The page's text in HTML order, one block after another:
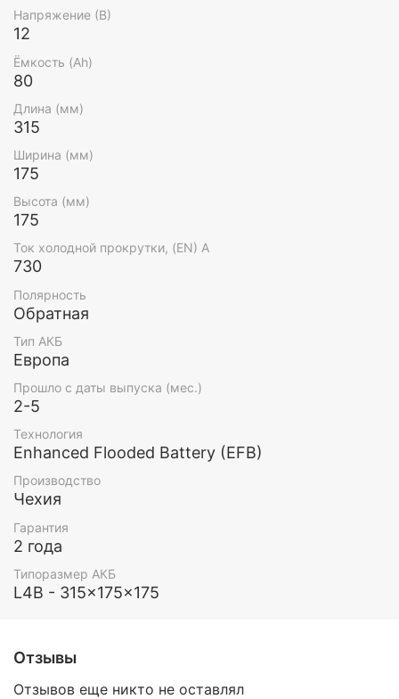
Напряжение (В)
12
Ёмкость (Ah)
80
Длина (мм)
315
Ширина (мм)
175
Высота (мм)
175
Ток холодной прокрутки, (EN) А
730
Полярность
Обратная
Тип АКБ
Европа
Прошло с даты выпуска (мес.)
2-5
Технология
Enhanced Flooded Battery (EFB)
Производство
Чехия
Гарантия
2 года
Типоразмер АКБ
L4B - 315x175x175
Отзывы
Отзывов еще никто не оставлял